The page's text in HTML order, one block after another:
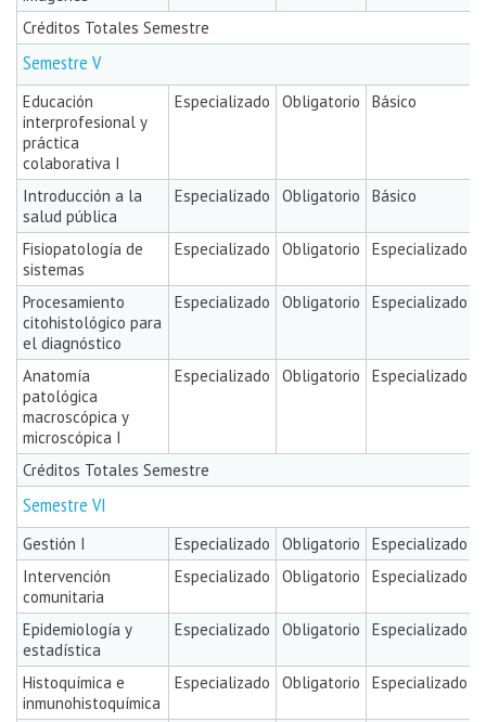
Créditos Totales Semestre
Semestre V
Educación
interprofesional y
práctica
colaborativa I
Especializado Obligatorio Básico
Introducción a la
salud pública
Especializado Obligatorio Básico
Fisiopatología de
sistemas
Especializado Obligatorio Especializado
Procesamiento
citohistológico para
el diagnóstico
Especializado Obligatorio Especializado
Anatomía
patológica
macroscópica y
microscópica I
Especializado Obligatorio Especializado
Créditos Totales Semestre
Semestre VI
Gestión I Especializado Obligatorio
Especializado
Intervención
comunitaria
Especializado Obligatorio Especializado
Epidemiología y
estadística
Especializado Obligatorio Especializado
Histoquímica e
inmunohistoquímica
Especializado Obligatorio Especializado